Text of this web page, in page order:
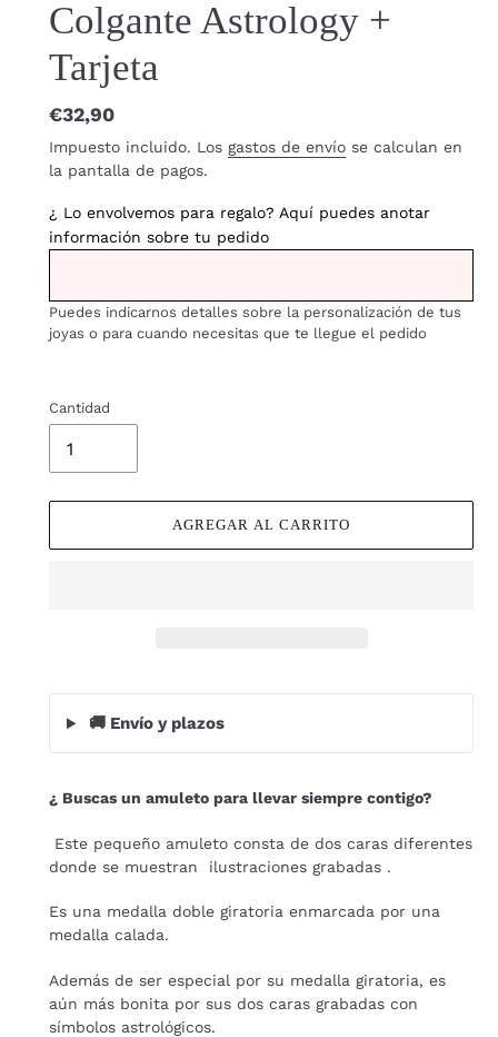
Colgante Astrology +
Tarjeta
Precio
habitual
€32,90
Impuesto incluido. Los gastos de envío se calculan en
la pantalla de pagos.
¿ Lo envolvemos para regalo? Aquí puedes anotar
información sobre tu pedido
Puedes indicarnos detalles sobre la personalización de tus
joyas o para cuando necesitas que te llegue el pedido
Cantidad
AGREGAR AL CARRITO
🚚 Envío y plazos
producto
tu
de
compra
¿ Buscas un amuleto para llevar siempre contigo?
Este pequeño amuleto consta de dos caras diferentes
donde se muestran ilustraciones grabadas .
Es una medalla doble giratoria enmarcada por una
medalla calada.
Además de ser especial por su medalla giratoria, es
aún más bonita por sus dos caras grabadas con
símbolos astrológicos.